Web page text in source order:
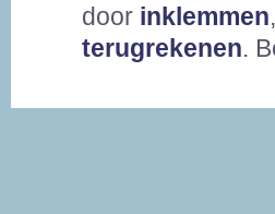
door inklemmen
terugrekenen.